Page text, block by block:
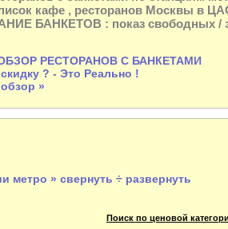
кафе , ресторанов Москвы в
БАНКЕТОВ : показ свободных /
РЕСТОРАНОВ С БАНКЕТАМИ
? - Это Реально !
»
метро » свернуть ÷ развернуть
Поиск по ценовой